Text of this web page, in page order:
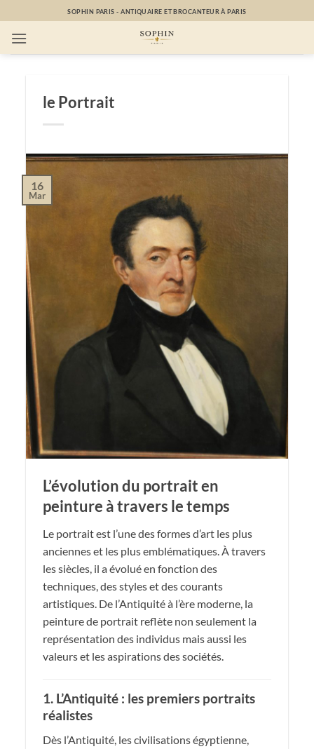
au
contenu
SOPHIN PARIS - ANTIQUAIRE ET BROCANTEUR À PARIS
le Portrait
16
Mar
L’évolution du portrait en
peinture à travers le temps
Le portrait est l’une des formes d’art les plus
anciennes et les plus emblématiques. À travers
les siècles, il a évolué en fonction des
techniques, des styles et des courants
artistiques. De l’Antiquité à l’ère moderne, la
peinture de portrait reflète non seulement la
représentation des individus mais aussi les
valeurs et les aspirations des sociétés.
1. L’Antiquité : les premiers portraits
réalistes
Dès l’Antiquité, les civilisations égyptienne,